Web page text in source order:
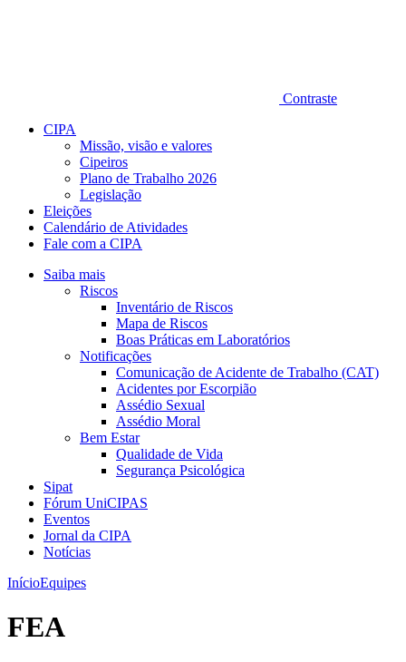
Contraste
CIPA
Missão, visão e valores
Cipeiros
Plano de Trabalho 2026
Legislação
Eleições
Calendário de Atividades
Fale com a CIPA
Saiba mais
Riscos
Inventário de Riscos
Mapa de Riscos
Boas Práticas em Laboratórios
Notificações
Comunicação de Acidente de Trabalho (CAT)
Acidentes por Escorpião
Assédio Sexual
Assédio Moral
Bem Estar
Qualidade de Vida
Segurança Psicológica
Sipat
Fórum UniCIPAS
Eventos
Jornal da CIPA
Notícias
InícioEquipes
FEA